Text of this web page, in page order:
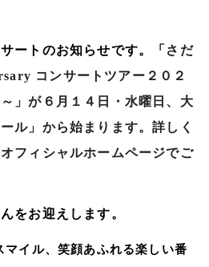
ートのお知らせです。「 さだ
コンサートツアー２０２
」が６月１４日・水曜日、大
ル」から始まります。詳しく
フィシャルホームページでご
をお迎えします。
マイル、笑顔あふれる楽しい番